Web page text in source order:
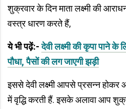
शुक्रवार के दिन माता लक्ष्मी की
वस्त्र धारण करते हैं,
ये भी पढ़ें:- देवी लक्ष्मी की कृपा पाने
पौधा, पैसों की लग जाएगी झड़ी
इससे देवी लक्ष्मी आपसे प्रसन्न होकर
में वृद्धि करती हैं. इसके अलावा आप